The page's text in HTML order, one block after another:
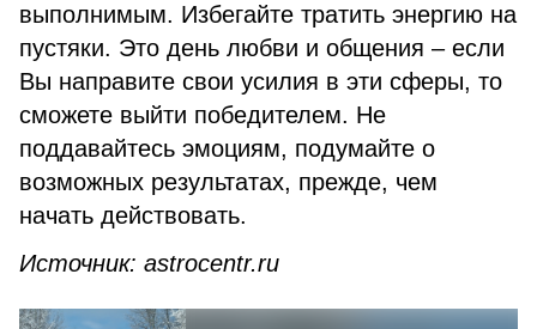
выполнимым. Избегайте тратить энергию на
пустяки. Это день любви и общения – если
Вы направите свои усилия в эти сферы, то
сможете выйти победителем. Не
поддавайтесь эмоциям, подумайте о
возможных результатах, прежде, чем
начать действовать.
Источник: astrocentr.ru